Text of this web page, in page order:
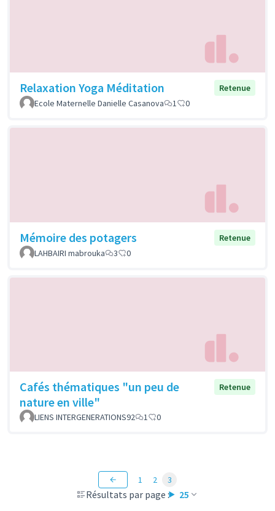
Relaxation Yoga Méditation
Retenue
Ecole Maternelle Danielle Casanova
1 0
Mémoire des potagers
Retenue
LAHBAIRI mabrouka
3 0
Cafés thématiques "un peu de
nature en ville"
Retenue
LIENS INTERGENERATIONS92 1 0
Résultats par page : 25
1 2 3